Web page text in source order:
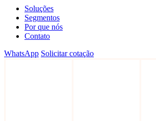
Soluções
Segmentos
Por que nós
Contato
WhatsApp Solicitar cotação